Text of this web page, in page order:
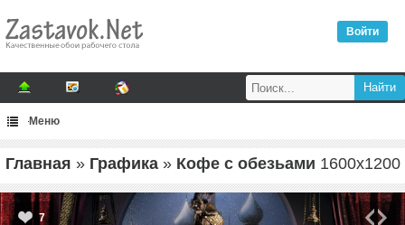
Войти
Меню
Главная » Графика» Кофе с обезьами 1600x1200
7